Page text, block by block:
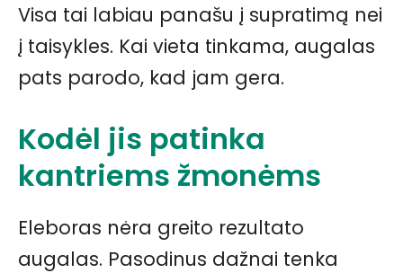
Visa tai labiau panašu į supratimą nei
į taisykles. Kai vieta tinkama, augalas
pats parodo, kad jam gera.
Kodėl jis patinka
kantriems žmonėms
Eleboras nėra greito rezultato
augalas. Pasodinus dažnai tenka